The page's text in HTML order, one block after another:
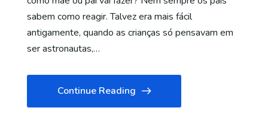
sabem como reagir. Talvez era mais fácil
antigamente, quando as crianças só pensavam em
ser astronautas,…
Continue Reading